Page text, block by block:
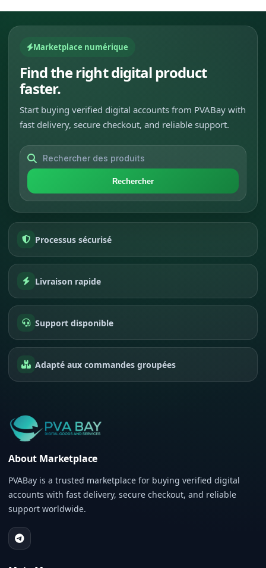
Marketplace numérique
Find the right digital product
faster.
Start buying verified digital accounts from PVABay with
fast delivery, secure checkout, and reliable support.
Rechercher
Processus sécurisé
Livraison rapide
Support disponible
Adapté aux commandes groupées
About Marketplace
PVABay is a trusted marketplace for buying verified digital
accounts with fast delivery, secure checkout, and reliable
support worldwide.